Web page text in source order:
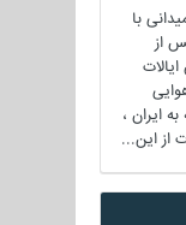
با
از
ایران ،
از این...